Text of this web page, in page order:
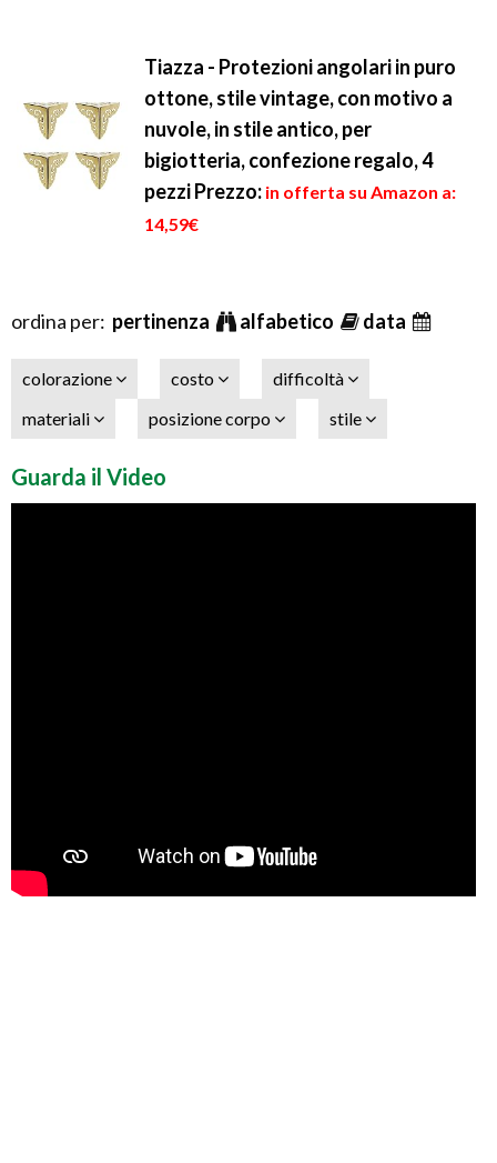
Tiazza - Protezioni angolari in puro
ottone, stile vintage, con motivo a
nuvole, in stile antico, per
bigiotteria, confezione regalo, 4
pezziPrezzo: in offerta su Amazon a:
14,59€
ordina per: pertinenza alfabetico data
colorazione costo
difficoltà
materiali
posizione corpo stile
Guarda il Video